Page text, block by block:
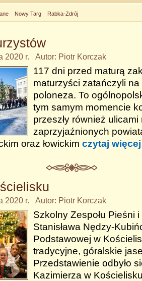
Nowy Targ Rabka-Zdrój
2020 r. Autor: Piotr Korczak
117 dni przed maturą
maturzyści zatańczyli
poloneza. To
tym samym momencie
przeszły również ulicami
zaprzyjaźnionych
oraz łowickim czytaj więcej
2020 r. Autor: Piotr Korczak
Szkolny Zespołu Pieśni
Stanisława Nędzy-
Podstawowej w
tradycyjne, góralskie
Przedstawienie odbyło
Kazimierza w